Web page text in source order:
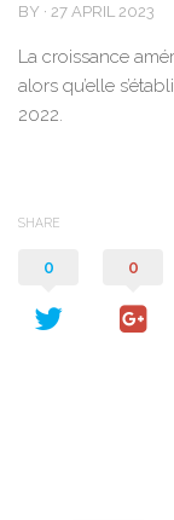
BY · 27 APRIL 2023
La croissance
alors qu’elle
2022.
SHARE
0 0